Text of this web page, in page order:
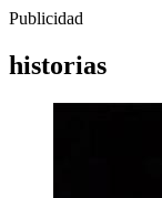
Publicidad
historias